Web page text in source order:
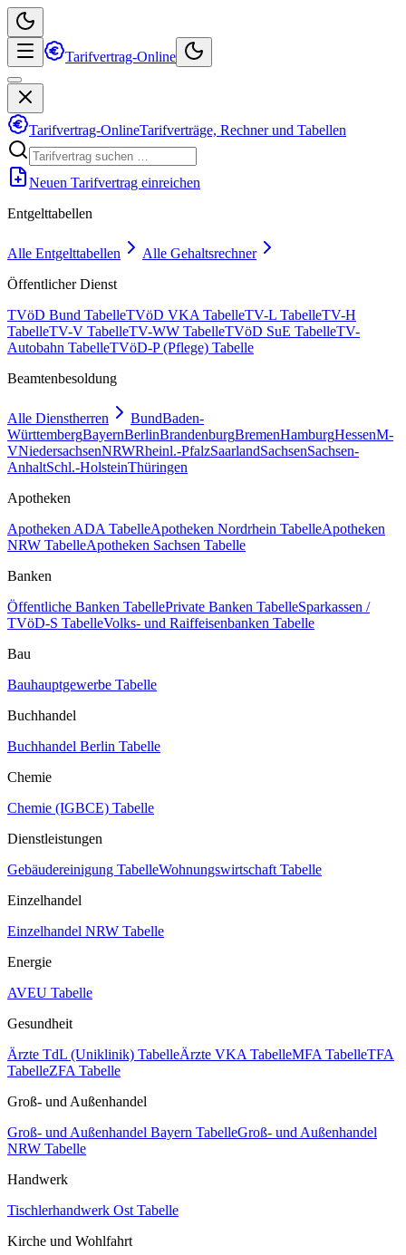
Tarifvertrag-Online
Tarifvertrag-OnlineTarifverträge, Rechner und Tabellen
Neuen Tarifvertrag einreichen
Entgelttabellen
Alle Entgelttabellen
Alle Gehaltsrechner
Öffentlicher Dienst
TVöD Bund TabelleTVöD VKA TabelleTV-L TabelleTV-H
TabelleTV-V TabelleTV-WW TabelleTVöD SuE TabelleTV-
Autobahn TabelleTVöD-P (Pflege) Tabelle
Beamtenbesoldung
Alle Dienstherren BundBaden-
WürttembergBayernBerlinBrandenburgBremenHamburgHessenM-
VNiedersachsenNRWRheinl.-PfalzSaarlandSachsenSachsen-
AnhaltSchl.-HolsteinThüringen
Apotheken
Apotheken ADA TabelleApotheken Nordrhein TabelleApotheken
NRW TabelleApotheken Sachsen Tabelle
Banken
Öffentliche Banken TabellePrivate Banken TabelleSparkassen /
TVöD-S TabelleVolks- und Raiffeisenbanken Tabelle
Bau
Bauhauptgewerbe Tabelle
Buchhandel
Buchhandel Berlin Tabelle
Chemie
Chemie (IGBCE) Tabelle
Dienstleistungen
Gebäudereinigung TabelleWohnungswirtschaft Tabelle
Einzelhandel
Einzelhandel NRW Tabelle
Energie
AVEU Tabelle
Gesundheit
Ärzte TdL (Uniklinik) TabelleÄrzte VKA TabelleMFA TabelleTFA
TabelleZFA Tabelle
Groß- und Außenhandel
Groß- und Außenhandel Bayern TabelleGroß- und Außenhandel
NRW Tabelle
Handwerk
Tischlerhandwerk Ost Tabelle
Kirche und Wohlfahrt